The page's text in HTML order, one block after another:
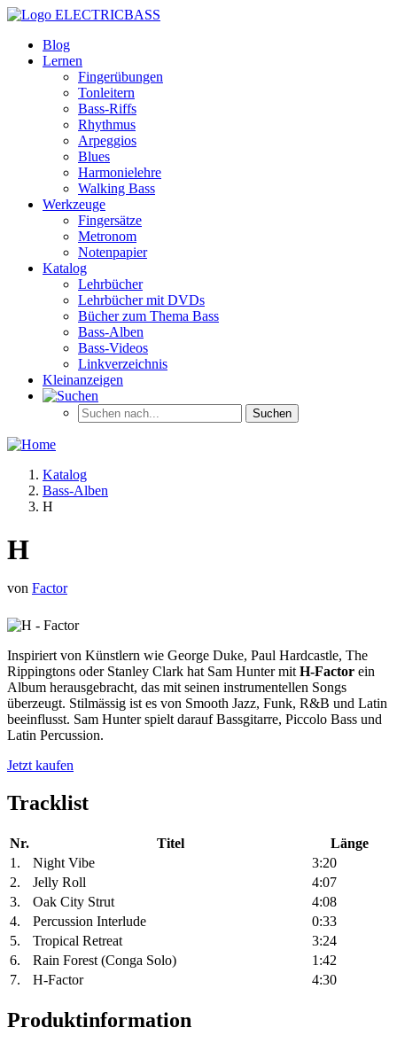
ELECTRICBASS
Blog
Lernen
Fingerübungen
Tonleitern
Bass-Riffs
Rhythmus
Arpeggios
Blues
Harmonielehre
Walking Bass
Werkzeuge
Fingersätze
Metronom
Notenpapier
Katalog
Lehrbücher
Lehrbücher mit DVDs
Bücher zum Thema Bass
Bass-Alben
Bass-Videos
Linkverzeichnis
Kleinanzeigen
Katalog
Bass-Alben
H
H
von Factor
Inspiriert von Künstlern wie George Duke, Paul Hardcastle, The
Rippingtons oder Stanley Clark hat Sam Hunter mitH-Factor ein
Album herausgebracht, das mit seinen instrumentellen Songs
überzeugt. Stilmässig ist es von Smooth Jazz, Funk, R&B und Latin
beeinflusst. Sam Hunter spielt darauf Bassgitarre, Piccolo Bass und
Latin Percussion.
Jetzt kaufen
Tracklist
Nr. Titel
Länge
1.
Night Vibe
3:20
2.
Jelly Roll
4:07
3.
Oak City Strut
4:08
4.
Percussion Interlude
0:33
5.
Tropical Retreat
3:24
6.
Rain Forest (Conga Solo)
1:42
7.
H-Factor 4:30
Produktinformation